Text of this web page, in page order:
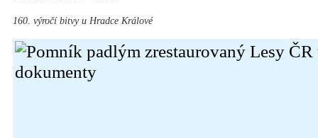
160. výročí bitvy u Hradce Králové